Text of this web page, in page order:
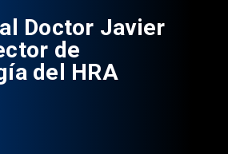
Doctor Javier
de
del HRA